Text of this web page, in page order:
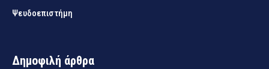
Ψευδοεπιστήμη
Δημοφιλή άρθρα